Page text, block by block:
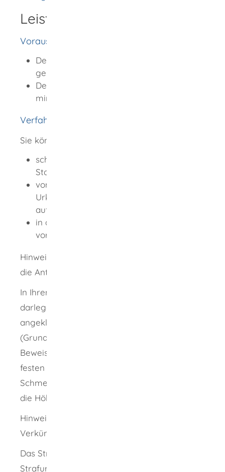
Leistungsdetails
Voraussetzungen
Der Anspruch darf noch nicht anderweitig
gerichtlich geltend gemacht worden sein.
Der oder die Angeklagte muss zur Tatzeit
mindestens 18 Jahre alt gewesen sein.
Verfahrensablauf
Sie können den Antrag auf Adhäsion
schriftlich bei Gericht oder bei der
Staatsanwaltschaft stellen oder
von Urkundsbeamten oder
Urkundsbeamtinnen des Gerichts
aufnehmen lassen oder
in der Hauptverhandlung mündlich
vortragen.
Hinweis:
die Antragstellung nicht erforderlich.
In Ihrem Antrag müssen Sie deutlich
darlegen, was (Gegenstand) Sie von der
angeklagten Person erwarten und warum
(Grund). Der Antrag sollte außerdem die
Beweismittel enthalten. Sie müssen keinen
festen Betrag für die Höhe des
Schmerzensgeldes nennen. Das Gericht wird
die Höhe festlegen.
Hinweis:
Verkündung des Urteils zurücknehmen.
Das Strafgericht entscheidet im Rahmen des
Strafurteils über den zivilrechtlichen